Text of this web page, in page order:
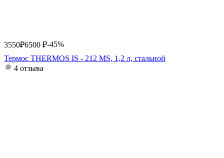
3550₽6500 ₽-45%
Термос THERMOS IS - 212 MS, 1,2 л, стальной
4 отзыва